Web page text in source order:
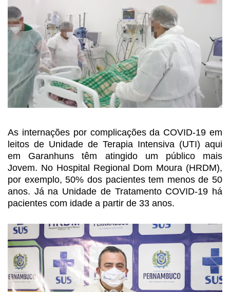
As internações porcomplicações da COVID-19 em
leitos de Unidade de Terapia Intensiva (UTI) aqui
em Garanhuns têm atingido um público mais
Jovem. No Hospital Regional Dom Moura (HRDM),
por exemplo, 50% dos pacientes tem menos de 50
anos. Já na Unidade de Tratamento COVID-19 há
pacientes com idade a partir de 33 anos.